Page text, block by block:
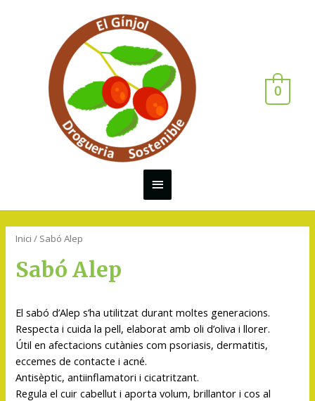
0
Inici / Sabó Alep
Sabó Alep
El sabó d’Alep s’ha utilitzat durant moltes generacions.
Respecta i cuida la pell, elaborat amb oli d’oliva i llorer.
Útil en afectacions cutànies com psoriasis, dermatitis,
eccemes de contacte i acné.
Antisèptic, antiinflamatori i cicatritzant.
Regula el cuir cabellut i aporta volum, brillantor i cos al